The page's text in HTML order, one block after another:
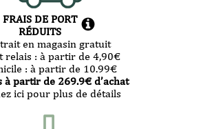
FRAIS DE PORT
RÉDUITS
en magasin gratuit
relais : à partir de 4,90€
: à partir de 10.99€
à partir de 269.9€ d’achat
ici pour plus de détails